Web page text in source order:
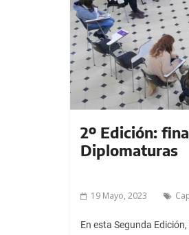
2º Edición:
Diplomaturas
19 Mayo, 2023
En esta Segunda